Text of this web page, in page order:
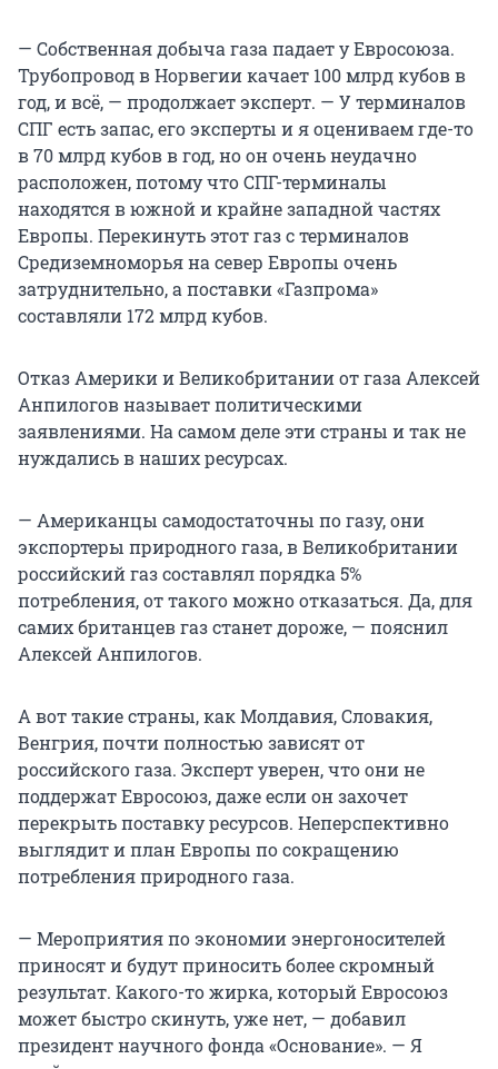
— Собственная добыча газа падает у Евросоюза.
Трубопровод в Норвегии качает 100 млрд кубов в
год, и всё, — продолжает эксперт. — У терминалов
СПГ есть запас, его эксперты и я оцениваем где-то
в 70 млрд кубов в год, но он очень неудачно
расположен, потому что СПГ-терминалы
находятся в южной и крайне западной частях
Европы. Перекинуть этот газ с терминалов
Средиземноморья на север Европы очень
затруднительно, а поставки «Газпрома»
составляли 172 млрд кубов.
Отказ Америки и Великобритании от газа Алексей
Анпилогов называет политическими
заявлениями. На самом деле эти страны и так не
нуждались в наших ресурсах.
— Американцы самодостаточны по газу, они
экспортеры природного газа, в Великобритании
российский газ составлял порядка 5%
потребления, от такого можно отказаться. Да, для
самих британцев газ станет дороже, — пояснил
Алексей Анпилогов.
А вот такие страны, как Молдавия, Словакия,
Венгрия, почти полностью зависят от
российского газа. Эксперт уверен, что они не
поддержат Евросоюз, даже если он захочет
перекрыть поставку ресурсов. Неперспективно
выглядит и план Европы по сокращению
потребления природного газа.
— Мероприятия по экономии энергоносителей
приносят и будут приносить более скромный
результат. Какого-то жирка, который Евросоюз
может быстро скинуть, уже нет, — добавил
президент научного фонда «Основание». — Я